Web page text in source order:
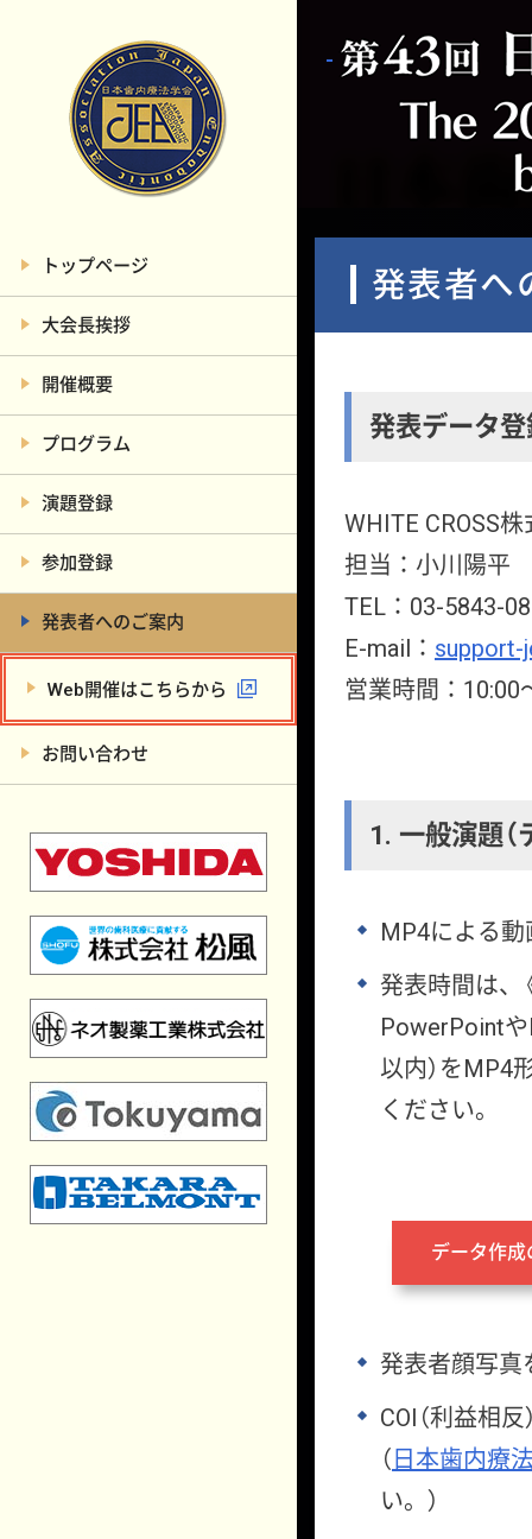
発表者へ
発表データ
WHITE CROSS
担当：小川陽平
TEL：03-5843-
E-mail： support-
営業時間：10:00
1. 一般演題
MP4による
発表時間は、
PowerPointや
以内）をMP4
ください。
データ作成
発表者顔写真
COI（利益相
（ 日本歯内療
い。）
トップページ
大会長挨拶
開催概要
プログラム
演題登録
参加登録
発表者へのご案内
Web開催はこちらから
お問い合わせ